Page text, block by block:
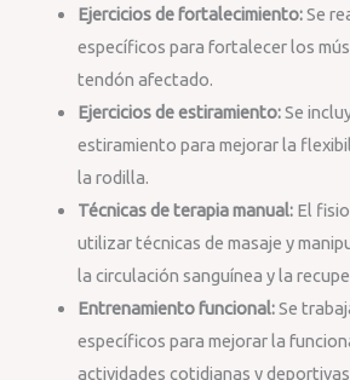
Ejercicios de fortalecimiento:Se
específicos para fortalecer los
tendón afectado.
Ejercicios de estiramiento:Se
estiramiento para mejorar la
la rodilla.
Técnicas de terapia manual:El
utilizar técnicas de masaje y
la circulación sanguínea y la
Entrenamiento funcional:Se
específicos para mejorar la
actividades cotidianas y